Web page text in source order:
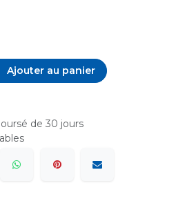
Ajouter au panier
de 30 jours